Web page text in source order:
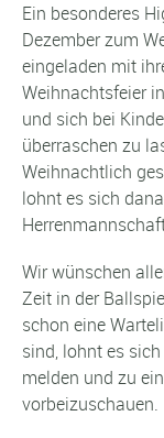
Ein besonderes
Dezember zum
eingeladen mit
Weihnachtsfeier
und sich bei
überraschen zu
Weihnachtlich
lohnt es sich
Wir wünschen
Zeit in der
schon eine
sind, lohnt es
melden und zu
vorbeizuschauen.